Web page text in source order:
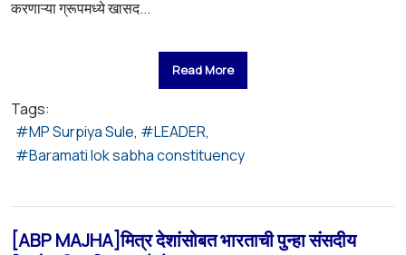
करणाऱ्या ग्रूपमध्ये खासद...
Read More
Tags:
MP Surpiya Sule
LEADER
Baramati lok sabha constituency
[ABP MAJHA]मित्र देशांसोबत भारताची पुन्हा संसदीय